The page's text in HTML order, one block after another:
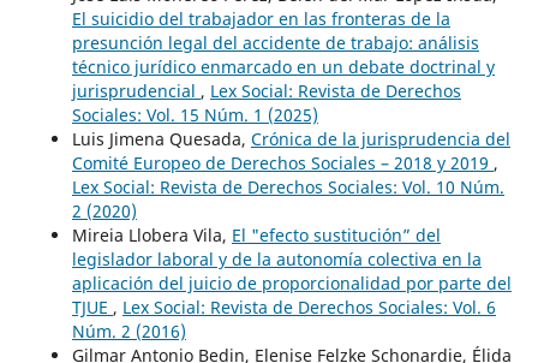
El suicidio del trabajador en las fronteras de la
presunción legal del accidente de trabajo: análisis
técnico jurídico enmarcado en un debate doctrinal y
jurisprudencial , Lex Social: Revista de Derechos
Sociales: Vol. 15 Núm. 1 (2025)
Luis Jimena Quesada, Crónica de la jurisprudencia del
Comité Europeo de Derechos Sociales – 2018 y 2019 ,
Lex Social: Revista de Derechos Sociales: Vol. 10 Núm.
2 (2020)
Mireia Llobera Vila, El "efecto sustitución” del
legislador laboral y de la autonomía colectiva en la
aplicación del juicio de proporcionalidad por parte del
TJUE , Lex Social: Revista de Derechos Sociales: Vol. 6
Núm. 2 (2016)
Gilmar Antonio Bedin, Elenise Felzke Schonardie, Élida